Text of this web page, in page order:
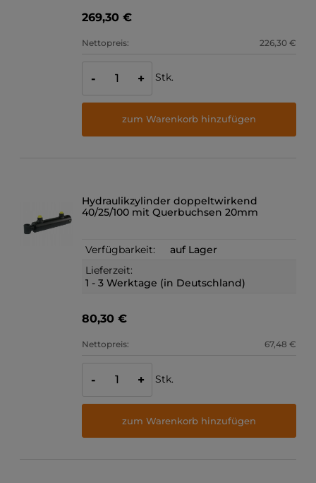
269,30 €
Nettopreis: 226,30 €
- + Stk.
zum Warenkorb hinzufügen
Hydraulikzylinder doppeltwirkend
40/25/100 mit Querbuchsen 20mm
Verfügbarkeit:
auf Lager
Lieferzeit:
1 - 3 Werktage (in Deutschland)
80,30 €
Nettopreis: 67,48 €
- + Stk.
zum Warenkorb hinzufügen